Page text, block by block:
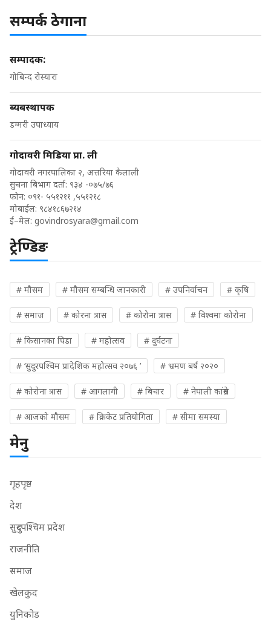
सम्पर्क ठेगाना
सम्पादक:
गोबिन्द रोस्यारा
ब्यबस्थापक
डम्मरी उपाध्याय
गोदावरी मिडिया प्रा. ली
गोदावरी नगरपालिका २, अत्तरिया कैलाली
सुचना बिभाग दर्ता: ९३४ -०७५/७६
फोन: ०९१- ५५१२११ ,५५१२१८
मोबाईल: ९८४१८६७२१४
ई–मेल: govindrosyara@gmail.com
ट्रेण्डिङ
# मौसम # मौसम सम्बन्धि जानकारी # उपनिर्वाचन # कृषि
# समाज # कोरना त्रास # कोरोना त्रास # विश्वमा कोरोना
# किसानका पिडा # महोत्सव # दुर्घटना
# ‘सुदुरपश्चिम प्रादेशिक महोत्सव २०७६ ’ # भ्रमण बर्ष २०२०
# कोरोना त्रास # आगलागी # बिचार # नेपाली कांग्रेस
# आजको मौसम # क्रिकेट प्रतियोगिता # सीमा समस्या
मेनु
गृहपृष्ठ
देश
सुदुरपश्चिम प्रदेश
राजनीति
समाज
खेलकुद
युनिकोड